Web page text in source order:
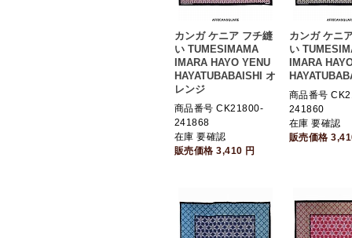
カンガ ケニア フチ縫
い TUMESIMAMA
IMARA HAYO YENU
HAYATUBABAISHI オ
レンジ
商品番号 CK21800-
241868
在庫 要確認
販売価格3,410 円
カンガ ケニ
い
IMARA
商品番号
241860
在庫 要確認
販売価格